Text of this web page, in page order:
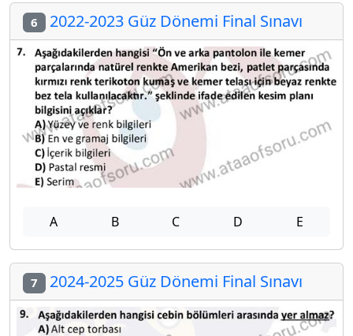
6 2022-2023 Güz Dönemi Final Sınavı
A B C D E
7 2024-2025 Güz Dönemi Final Sınavı